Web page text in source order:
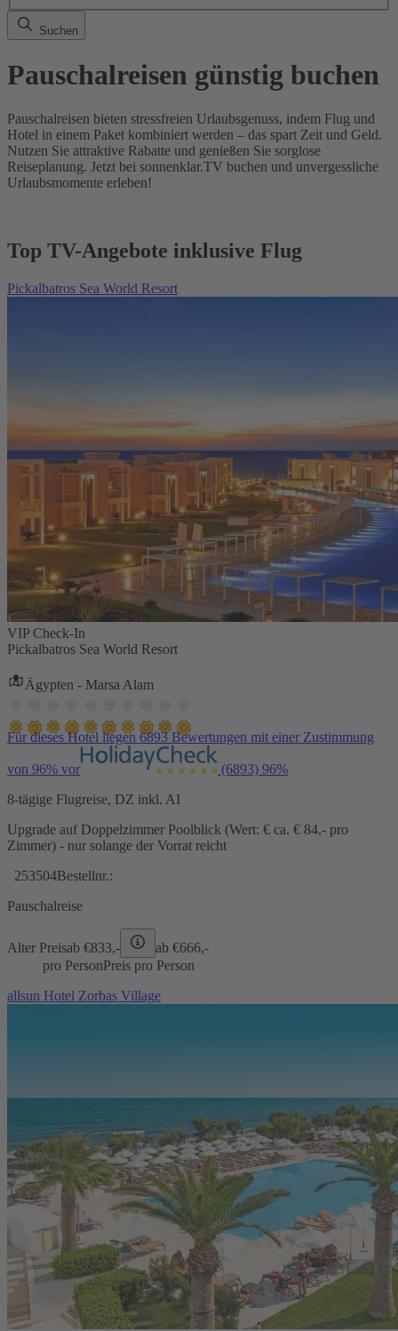
Suchen
Pauschalreisen günstig buchen
Pauschalreisen bieten stressfreien Urlaubsgenuss, indem Flug und
Hotel in einem Paket kombiniert werden – das spart Zeit und Geld.
Nutzen Sie attraktive Rabatte und genießen Sie sorglose
Reiseplanung. Jetzt bei sonnenklar.TV buchen und unvergessliche
Urlaubsmomente erleben!
Top TV-Angebote inklusive Flug
Pickalbatros Sea World Resort
VIP Check-In
Pickalbatros Sea World Resort
Ägypten - Marsa Alam
Für dieses Hotel liegen 6893 Bewertungen mit einer Zustimmung
von 96% vor (6893) 96%
8-tägige Flugreise, DZ inkl. AI
Upgrade auf Doppelzimmer Poolblick (Wert: € ca. € 84,- pro
Zimmer) - nur solange der Vorrat reicht
253504Bestellnr.:
Pauschalreise
Alter Preisab €833,- ab €666,-
pro PersonPreis pro Person
allsun Hotel Zorbas Village